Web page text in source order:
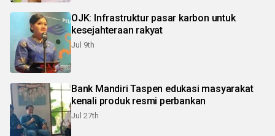
OJK: Infrastruktur pasar karbon untuk
kesejahteraan rakyat
Jul 9th
Bank Mandiri Taspen edukasi masyarakat
kenali produk resmi perbankan
Jul 27th